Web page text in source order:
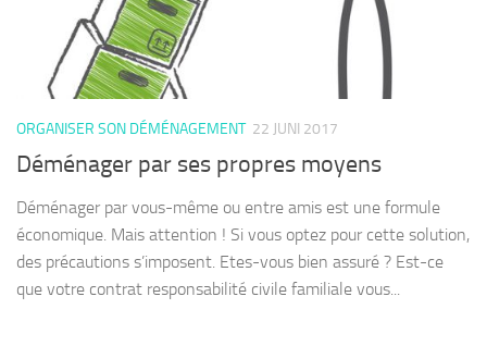
ORGANISER SON DÉMÉNAGEMENT 22 JUNI 2017
Déménager par ses propres moyens
Déménager par vous-même ou entre amis est une formule
économique. Mais attention ! Si vous optez pour cette solution,
des précautions s’imposent. Etes-vous bien assuré ? Est-ce
que votre contrat responsabilité civile familiale vous...